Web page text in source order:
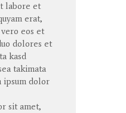
labore et
erat,
vero eos et
dolores et
kasd
takimata
ipsum dolor
sit amet,